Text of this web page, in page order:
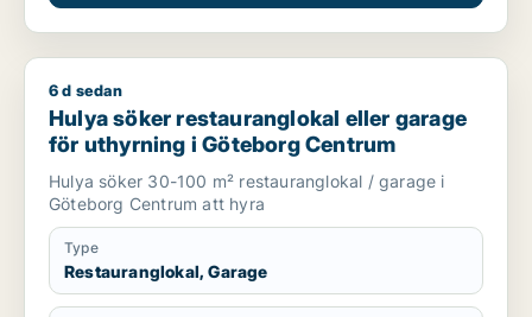
Hulya söker restauranglokal eller garage för uthyrning i
6 d sedan
Hulya söker restauranglokal eller garage
för uthyrning i Göteborg Centrum
Hulya söker 30-100 m² restauranglokal / garage i
Göteborg Centrum att hyra
Type
Restauranglokal, Garage